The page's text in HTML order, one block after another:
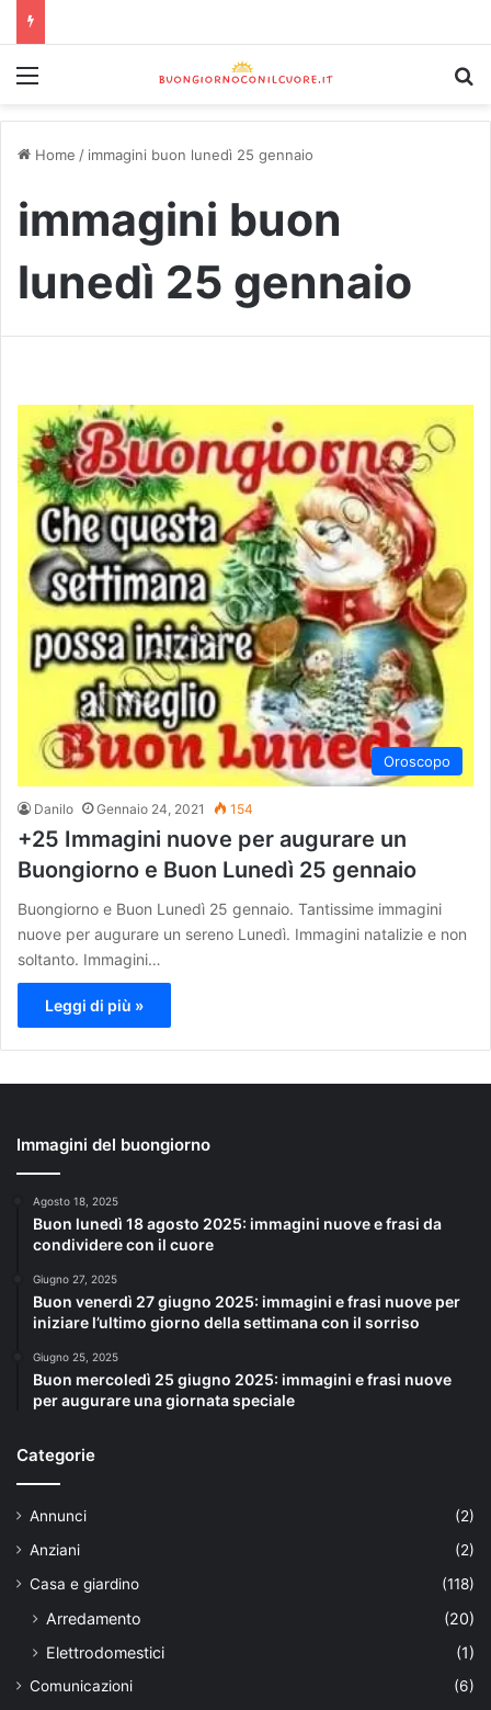
Home / immagini buon lunedì 25 gennaio
immagini buon
lunedì 25 gennaio
Oroscopo
Danilo Gennaio 24, 2021 154
+25 Immagini nuove per augurare un
Buongiorno e Buon Lunedì 25 gennaio
Buongiorno e Buon Lunedì 25 gennaio. Tantissime immagini
nuove per augurare un sereno Lunedì. Immagini natalizie e non
soltanto. Immagini…
Leggi di più »
Immagini del buongiorno
Agosto 18, 2025
Buon lunedì 18 agosto 2025: immagini nuove e frasi da
condividere con il cuore
Giugno 27, 2025
Buon venerdì 27 giugno 2025: immagini e frasi nuove per
iniziare l’ultimo giorno della settimana con il sorriso
Giugno 25, 2025
Buon mercoledì 25 giugno 2025: immagini e frasi nuove
per augurare una giornata speciale
Categorie
Annunci
(2)
Anziani
(2)
Casa e giardino
(118)
Arredamento
(20)
Elettrodomestici
(1)
Comunicazioni
(6)